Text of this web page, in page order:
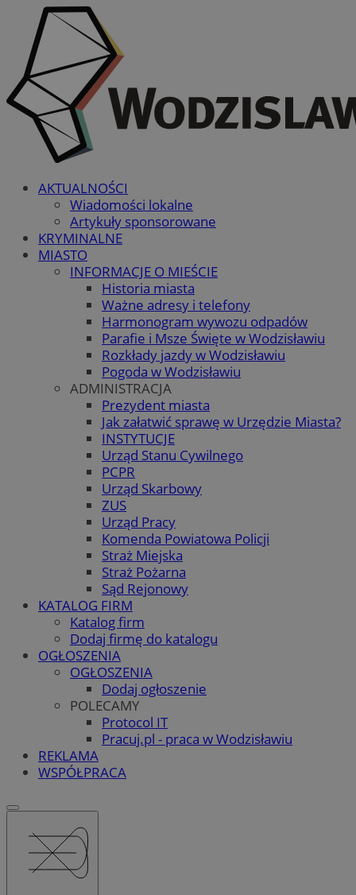
AKTUALNOŚCI
Wiadomości lokalne
Artykuły sponsorowane
KRYMINALNE
MIASTO
INFORMACJE O MIEŚCIE
Historia miasta
Ważne adresy i telefony
Harmonogram wywozu odpadów
Parafie i Msze Święte w Wodzisławiu
Rozkłady jazdy w Wodzisławiu
Pogoda w Wodzisławiu
ADMINISTRACJA
Prezydent miasta
Jak załatwić sprawę w Urzędzie Miasta?
INSTYTUCJE
Urząd Stanu Cywilnego
PCPR
Urząd Skarbowy
ZUS
Urząd Pracy
Komenda Powiatowa Policji
Straż Miejska
Straż Pożarna
Sąd Rejonowy
KATALOG FIRM
Katalog firm
Dodaj firmę do katalogu
OGŁOSZENIA
OGŁOSZENIA
Dodaj ogłoszenie
POLECAMY
Protocol IT
Pracuj.pl - praca w Wodzisławiu
REKLAMA
WSPÓŁPRACA